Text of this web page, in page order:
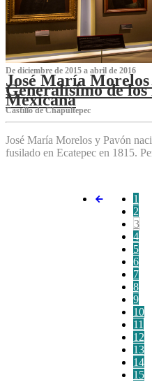
De diciembre de 2015 a abril de 2016
José María Morelos
Generalísimo de
Mexicana
C‌astillo de Chapultepec
José María Morelos y Pavón
fusilado en Ecatepec en 1815.
1
2
3
4
5
6
7
8
9
10
11
12
13
14
15